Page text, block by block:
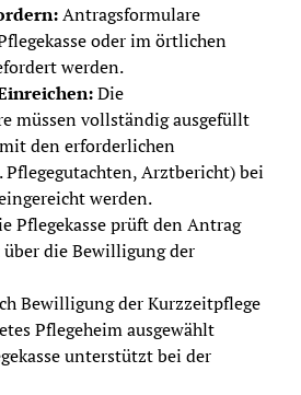
Antragsformulare
oder im örtlichen
werden.
Die
müssen vollständig ausgefüllt
den erforderlichen
Pflegegutachten, Arztbericht) bei
werden.
Pflegekasse prüft den Antrag
die Bewilligung der
Bewilligung der Kurzzeitpflege
Pflegeheim ausgewählt
unterstützt bei der